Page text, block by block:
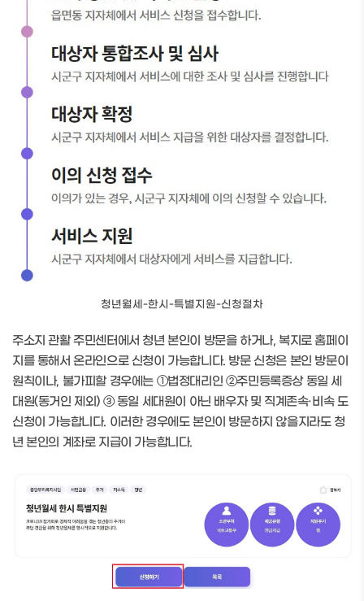
청년월세-한시-특별지원-신청절차
주소지 관활 주민센터에서 청년 본인이 방문을 하거나, 복지로 홈페이
지를 통해서 온라인으로 신청이 가능합니다. 방문 신청은 본인 방문이
원칙이나, 불가피할 경우에는 ①법정대리인 ②주민등록증상 동일 세
대원(동거인 제외) ③ 동일 세대원이 아닌 배우자 및 직계존속·비속 도
신청이 가능합니다. 이러한 경우에도 본인이 방문하지 않을지라도 청
년 본인의 계좌로 지급이 가능합니다.